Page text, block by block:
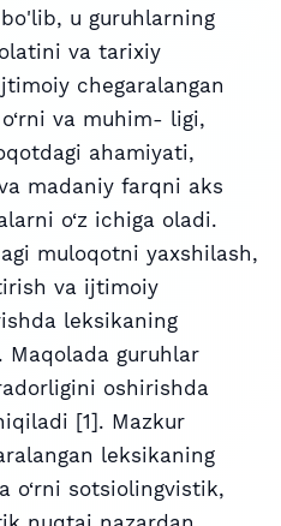
u guruhlarning
va tarixiy
chegaralangan
va muhim- ligi,
ahamiyati,
madaniy farqni aks
o‘z ichiga oladi.
muloqotni yaxshilash,
va ijtimoiy
leksikaning
guruhlar
oshirishda
[1]. Mazkur
leksikaning
o‘rni sotsiolingvistik,